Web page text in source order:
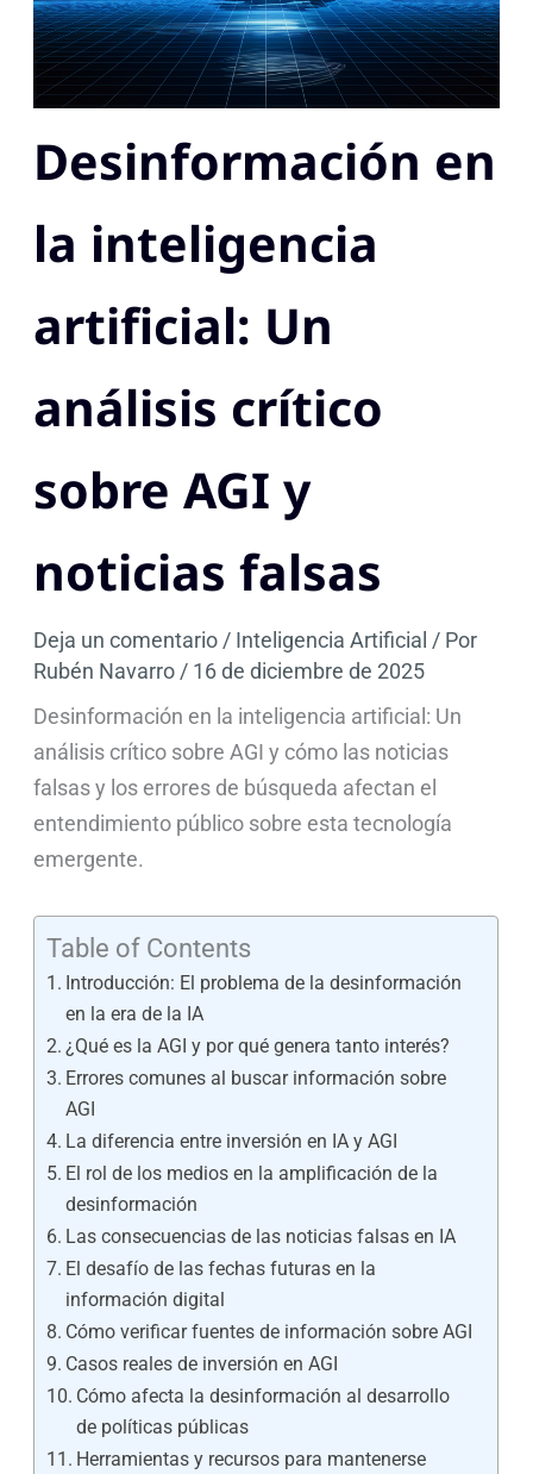
Desinformación en
la inteligencia
artificial: Un
análisis crítico
sobre AGI y
noticias falsas
Deja un comentario/ Inteligencia Artificial / Por
Rubén Navarro/ 16 de diciembre de 2025
Desinformación en la inteligencia artificial: Un
análisis crítico sobre AGI y cómo las noticias
falsas y los errores de búsqueda afectan el
entendimiento público sobre esta tecnología
emergente.
Table of Contents
Introducción: El problema de la desinformación
en la era de la IA
¿Qué es la AGI y por qué genera tanto interés?
Errores comunes al buscar información sobre
AGI
La diferencia entre inversión en IA y AGI
El rol de los medios en la amplificación de la
desinformación
Las consecuencias de las noticias falsas en IA
El desafío de las fechas futuras en la
información digital
Cómo verificar fuentes de información sobre AGI
Casos reales de inversión en AGI
Cómo afecta la desinformación al desarrollo
de políticas públicas
Herramientas y recursos para mantenerse